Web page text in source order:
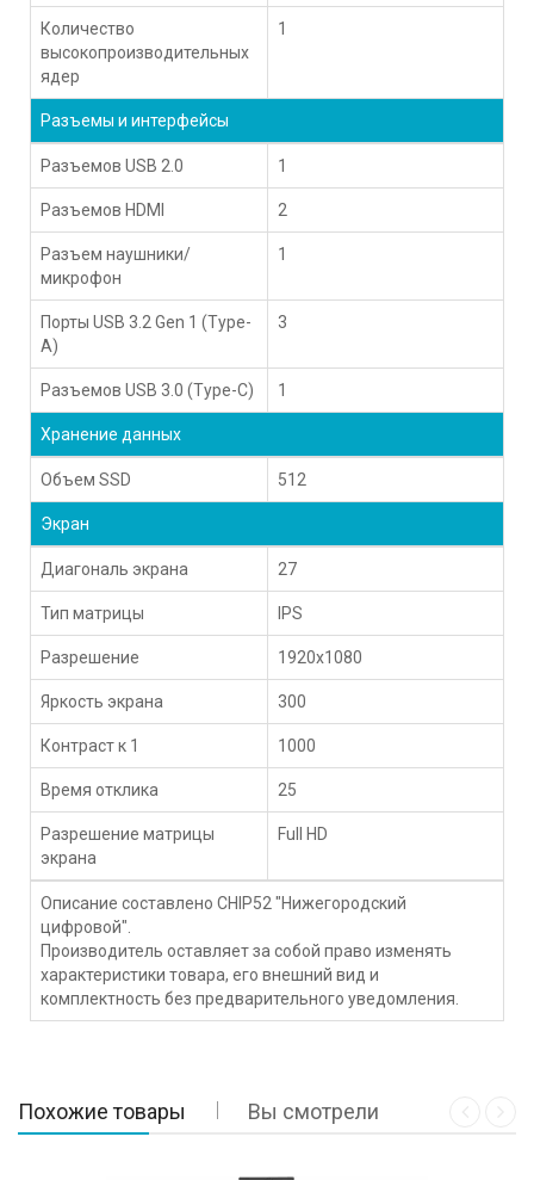
Количество
высокопроизводительных
ядер
1
Разъемы и интерфейсы
Разъемов USB 2.0 1
Разъемов HDMI 2
Разъем наушники/
микрофон
1
Порты USB 3.2 Gen 1 (Type-
A)
3
Разъемов USB 3.0 (Type-C) 1
Хранение данных
Объем SSD 512
Экран
Диагональ экрана 27
Тип матрицы IPS
Разрешение 1920x1080
Яркость экрана 300
Контраст к 1 1000
Время отклика 25
Разрешение матрицы
экрана
Full HD
Описание составлено CHIP52 "Нижегородский
цифровой".
Производитель оставляет за собой право изменять
характеристики товара, его внешний вид и
комплектность без предварительного уведомления.
Похожие товары Вы смотрели